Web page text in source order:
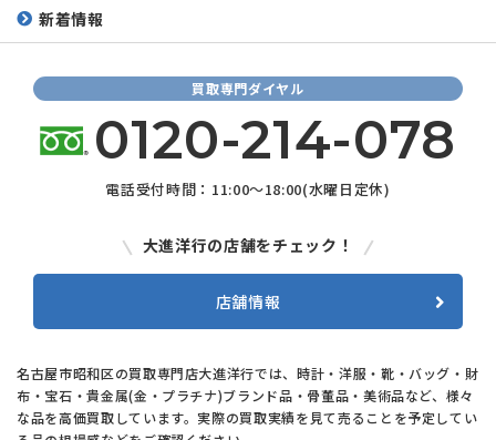
新着情報
買取専門ダイヤル
0120-214-078
電話受付時間：11:00～18:00(水曜日定休)
大進洋行の店舗をチェック！
店舗情報
名古屋市昭和区の買取専門店大進洋行では、時計・洋服・靴・バッグ・財
布・宝石・貴金属(金・プラチナ)ブランド品・骨董品・美術品など、様々
な品を高価買取しています。実際の買取実績を見て売ることを予定してい